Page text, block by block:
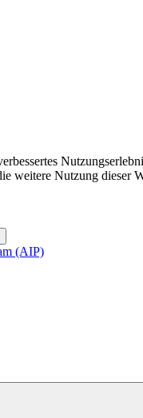
weitere Nutzung dieser
(AIP)